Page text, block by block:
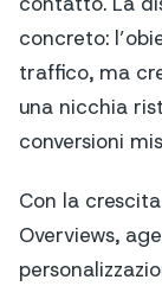
concreto:
traffico, ma
una nicchia
conversioni
Con la
Overviews,